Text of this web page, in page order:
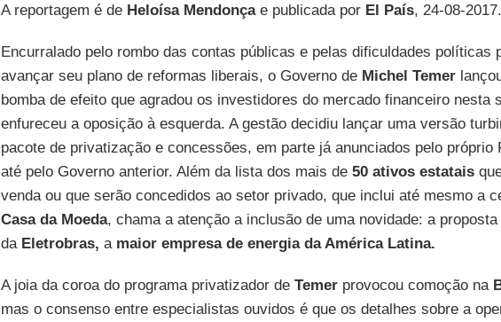
A reportagem é de Heloísa Mendonçae publicada por El País, 24-08-2017.
Encurralado pelo rombo das contas públicas e pelas dificuldades políticas
avançar seu plano de reformas liberais, o Governo de Michel Temer
bomba de efeito que agradou os investidores do mercado financeiro nesta
enfureceu a oposição à esquerda. A gestão decidiu lançar uma versão
pacote de privatização e concessões, em parte já anunciados pelo próprio
até pelo Governo anterior. Além da lista dos mais de 50 ativos estatais
venda ou que serão concedidos ao setor privado, que inclui até mesmo a
Casa da Moeda, chama a atenção a inclusão de uma novidade: a
da Eletrobras, a maior empresa de energia da América Latina.
A joia da coroa do programa privatizador de Temerprovocou comoção na
mas o consenso entre especialistas ouvidos é que os detalhes sobre a